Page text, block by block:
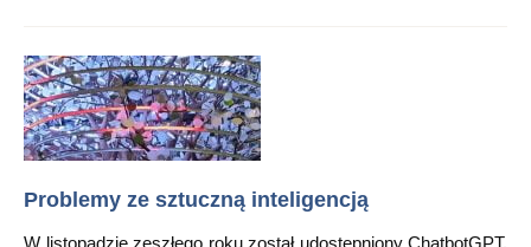
Problemy ze sztuczną inteligencją
W listopadzie zeszłego roku został udostępniony ChatbotGPT,